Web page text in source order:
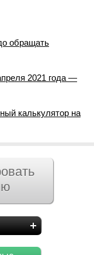
обращать
2021 года —
калькулятор на